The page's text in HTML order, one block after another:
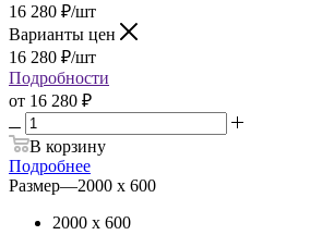
16 280 ₽/шт
Варианты цен
16 280 ₽/шт
Подробности
от 16 280 ₽
В корзину
Подробнее
Размер—2000 х 600
2000 х 600